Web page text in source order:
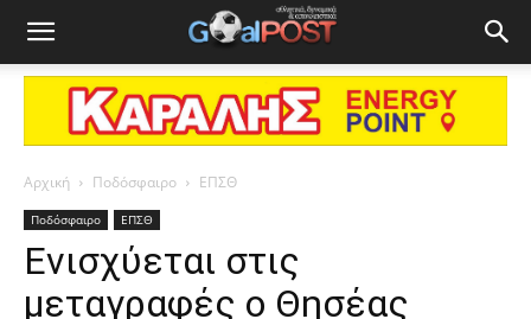
Αρχική Ποδόσφαιρο ΕΠΣΘ
Ποδόσφαιρο ΕΠΣΘ
Ενισχύεται στις
μεταγραφές ο Θησέας